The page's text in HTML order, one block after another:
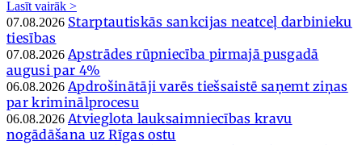
Lasīt vairāk >
07.08.2026 Starptautiskās sankcijas neatceļ darbinieku
tiesības
07.08.2026 Apstrādes rūpniecība pirmajā pusgadā
augusi par 4%
06.08.2026 Apdrošinātāji varēs tiešsaistē saņemt ziņas
par kriminālprocesu
06.08.2026 Atvieglota lauksaimniecības kravu
nogādāšana uz Rīgas ostu